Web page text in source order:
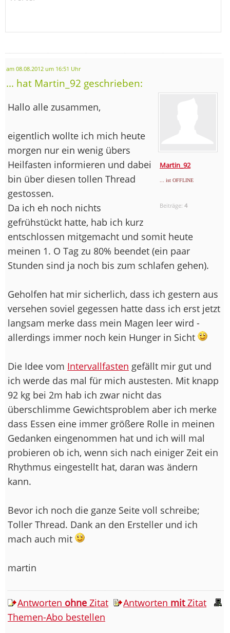
am 08.08.2012 um 16:51 Uhr
... hat Martin_92 geschrieben:
Martin_92
... ist OFFLINE
Beiträge:4
Hallo alle zusammen,
eigentlich wollte ich mich heute
morgen nur ein wenig übers
Heilfasten informieren und dabei
bin über diesen tollen Thread
gestossen.
Da ich eh noch nichts
gefrühstückt hatte, hab ich kurz
entschlossen mitgemacht und somit heute
meinen 1. O Tag zu 80% beendet (ein paar
Stunden sind ja noch bis zum schlafen gehen).
Geholfen hat mir sicherlich, dass ich gestern aus
versehen soviel gegessen hatte dass ich erst jetzt
langsam merke dass mein Magen leer wird -
allerdings immer noch kein Hunger in Sicht
Die Idee vom Intervallfasten gefällt mir gut und
ich werde das mal für mich austesten. Mit knapp
92 kg bei 2m hab ich zwar nicht das
überschlimme Gewichtsproblem aber ich merke
dass Essen eine immer größere Rolle in meinen
Gedanken eingenommen hat und ich will mal
probieren ob ich, wenn sich nach einiger Zeit ein
Rhythmus eingestellt hat, daran was ändern
kann.
Bevor ich noch die ganze Seite voll schreibe;
Toller Thread. Dank an den Ersteller und ich
mach auch mit
martin
Antworten ohne Zitat Antworten mitZitat
Themen-Abo bestellen